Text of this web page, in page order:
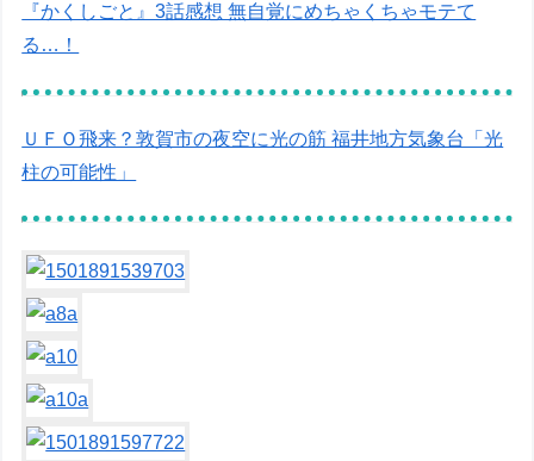
『かくしごと』3話感想 無自覚にめちゃくちゃモテて
る…！
ＵＦＯ飛来？敦賀市の夜空に光の筋 福井地方気象台「光
柱の可能性」